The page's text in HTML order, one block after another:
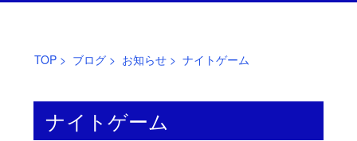
TOP> ブログ> お知らせ> ナイトゲーム
ナイトゲーム